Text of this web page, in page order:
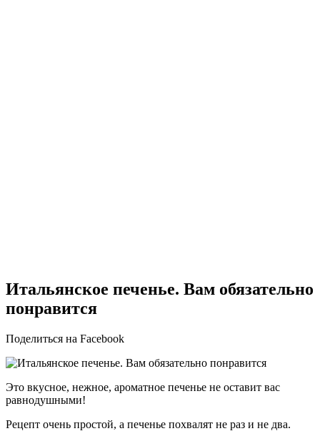
Итальянское печенье. Вам обязательно
понравится
Поделиться на Facebook
Это вкусное, нежное, ароматное печенье не оставит вас
равнодушными!
Рецепт очень простой, а печенье похвалят не раз и не два.